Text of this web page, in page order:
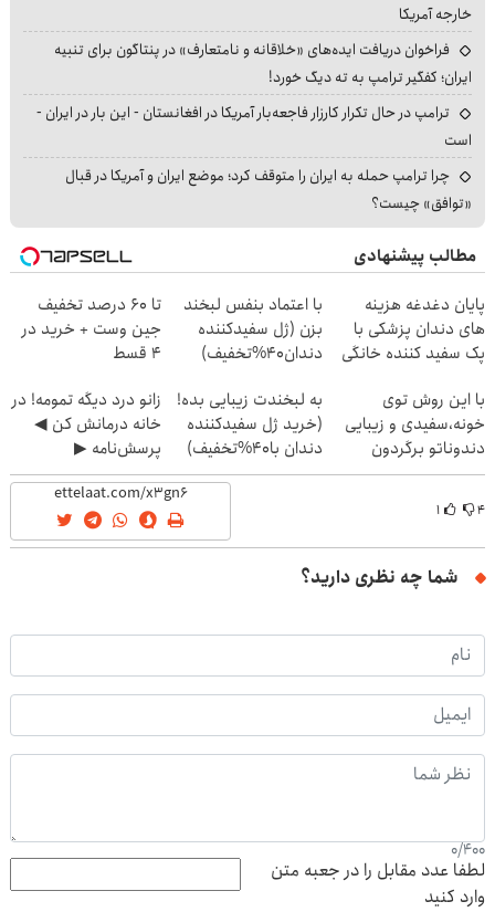
خارجه آمریکا
فراخوان دریافت ایده‌های «خلاقانه و نامتعارف» در پنتاگون برای تنبیه
ایران؛ کفگیر ترامپ به ته دیگ خورد!
ترامپ در حال تکرار کارزار فاجعه‌بار آمریکا در افغانستان - این بار در ایران -
است
چرا ترامپ حمله به ایران را متوقف کرد؛ موضع ایران و آمریکا در قبال
«توافق» چیست؟
مطالب پیشنهادی
پایان دغدغه هزینه
های دندان پزشکی با
پک سفید کننده خانگی
با اعتماد بنفس لبخند
بزن (ژل سفیدکننده
دندان40%تخفیف)
تا 60 درصد تخفیف
جین وست + خرید در
4 قسط
با این روش توی
خونه،سفیدی و زیبایی
دندوناتو برگردون
(40%off)
به لبخندت زیبایی بده!
(خرید ژل سفیدکننده
دندان با40%تخفیف)
زانو درد دیگه تمومه! در
خانه درمانش کن ◀
پرسش‌نامه ▶
۴ ۱
شما چه نظری دارید؟
0/400
لطفا عدد مقابل را در جعبه متن
وارد کنید